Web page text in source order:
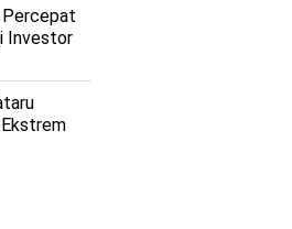
Percepat
Investor